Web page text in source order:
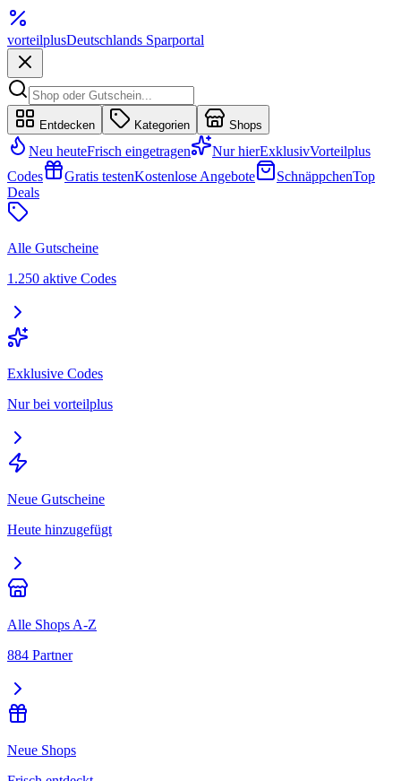
vorteilplusDeutschlands Sparportal
Entdecken Kategorien Shops
Neu heuteFrisch eingetragen Nur hierExklusivVorteilplus
Codes
Gratis testenKostenlose Angebote SchnäppchenTop
Deals
Alle Gutscheine
1.250 aktive Codes
Exklusive Codes
Nur bei vorteilplus
Neue Gutscheine
Heute hinzugefügt
Alle Shops A-Z
884 Partner
Neue Shops